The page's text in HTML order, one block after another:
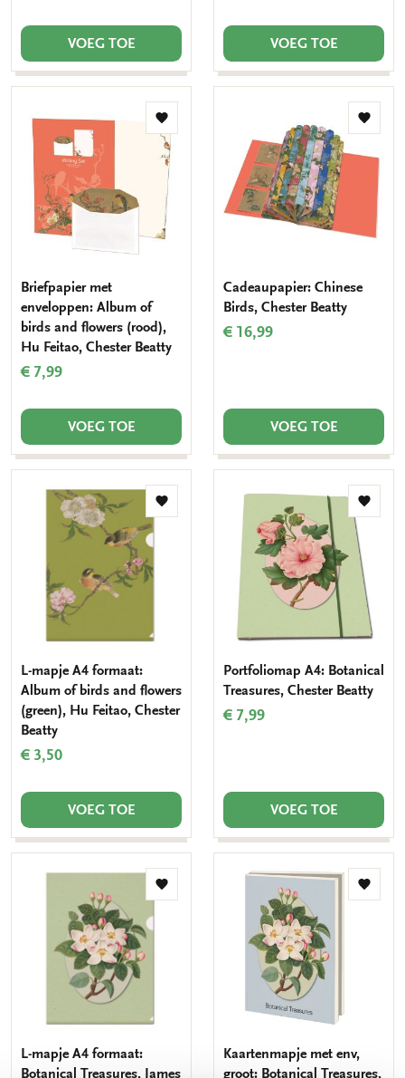
VOEG TOE VOEG TOE
Toevoegen
aan
verlanglijst
Briefpapier met
enveloppen: Album of
birds and flowers (rood),
Hu Feitao, Chester Beatty
€ 7,99
VOEG TOE
Cadeaupapier: Chinese
Birds, Chester Beatty
€ 16,99
VOEG TOE
Toevoegen
L-mapje A4 formaat:
Album of birds and flowers
(green), Hu Feitao, Chester
Beatty
€ 3,50
VOEG TOE
Portfoliomap A4: Botanical
Treasures, Chester Beatty
€ 7,99
VOEG TOE
Toevoegen
L-mapje A4 formaat:
Botanical Treasures, James
Kaartenmapje met env,
groot: Botanical Treasures,